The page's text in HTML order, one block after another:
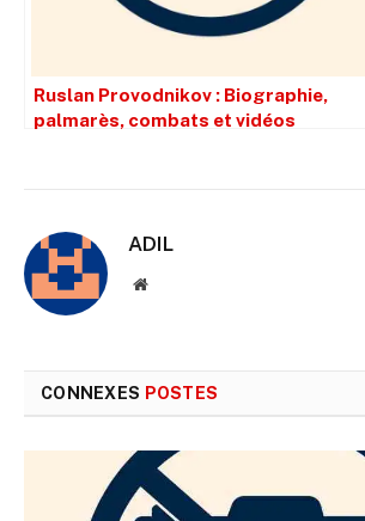
Ruslan Provodnikov : Biographie,
palmarès, combats et vidéos
ADIL
Site
CONNEXES POSTES